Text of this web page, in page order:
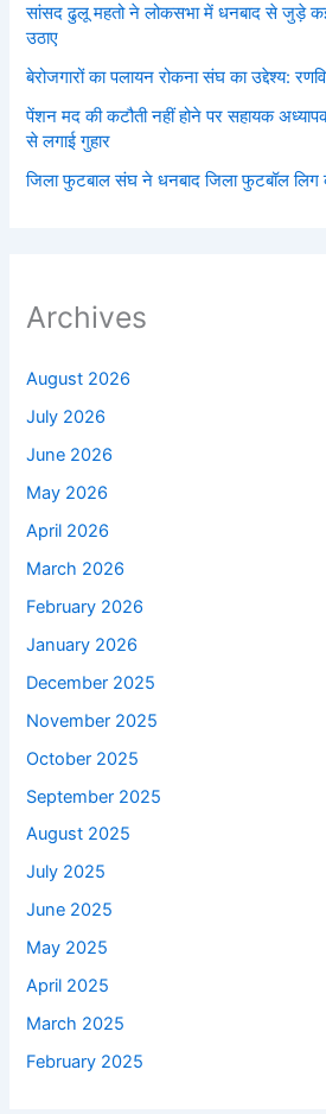
सांसद ढुलू महतो ने लोकसभा में धनबाद से जुड़े कई
उठाए
बेरोजगारों का पलायन रोकना संघ का उद्देश्य:
पेंशन मद की कटौती नहीं होने पर सहायक
से लगाई गुहार
जिला फुटबाल संघ ने धनबाद जिला फुटबॉल लिग
Archives
August 2026
July 2026
June 2026
May 2026
April 2026
March 2026
February 2026
January 2026
December 2025
November 2025
October 2025
September 2025
August 2025
July 2025
June 2025
May 2025
April 2025
March 2025
February 2025